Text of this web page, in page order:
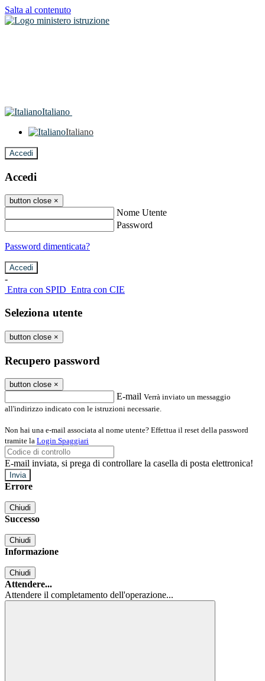
Salta al contenuto
Italiano
Italiano
Accedi
Accedi
button close ×
Nome Utente
Password
Password dimenticata?
-
Entra con SPID Entra con CIE
Seleziona utente
button close ×
Recupero password
button close ×
E-mail Verrà inviato un messaggio
all'indirizzo indicato con le istruzioni necessarie.
Non hai una e-mail associata al nome utente? Effettua il reset della password
tramite la Login Spaggiari
E-mail inviata, si prega di controllare la casella di posta elettronica!
Errore
Chiudi
Successo
Chiudi
Informazione
Chiudi
Attendere...
Attendere il completamento dell'operazione...